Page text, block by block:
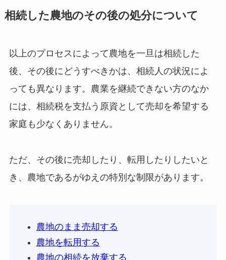
相続した農地のその後の処分について
以上のプロセスによって農地を一旦は相続した
後、その後にどうすべきかは、相続人の状況によ
っても異なります。農業を継続できない方のなか
には、相続税を支払う原資として売却を希望する
家庭も少なくありません。
ただ、その後に売却したり、転用したりしたいと
き、農地であるがゆえの特別な制限があります。
農地のまま売却する
農地を転用する
農地の相続を放棄する